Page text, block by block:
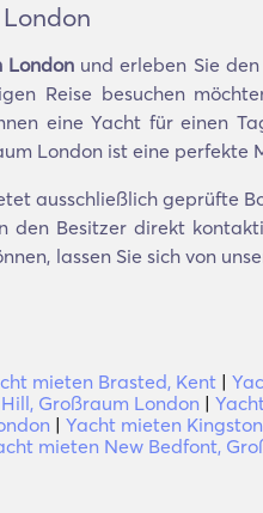
London und erleben Sie
Reise besuchen
eine Yacht für einen
London ist eine perfekte
ausschließlich geprüfte
den Besitzer direkt
lassen Sie sich von
mieten Brasted, Kent |
Großraum London |
| Yacht mieten
mieten New Bedfont,